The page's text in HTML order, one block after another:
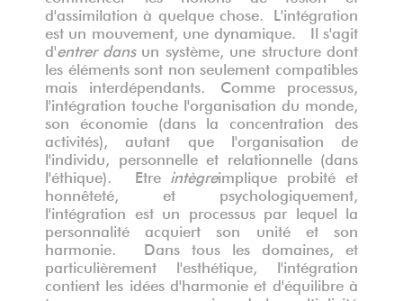
d'assimilation à quelque chose. L'intégration
est un mouvement, une dynamique. Il s'agit
d' entrer dans un système, une structure dont
les éléments sont non seulement compatibles
mais interdépendants. Comme processus,
l'intégration touche l'organisation du monde,
son économie (dans la concentration des
activités), autant que l'organisation de
l'individu, personnelle et relationnelle (dans
l'éthique). Etre intègreimplique probité et
honnêteté, et psychologiquement,
l'intégration est un processus par lequel la
personnalité acquiert son unité et son
harmonie. Dans tous les domaines, et
particulièrement l'esthétique, l'intégration
contient les idées d'harmonie et d'équilibre à